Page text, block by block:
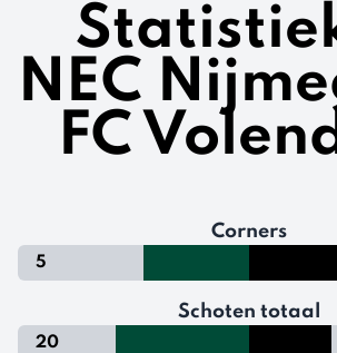
NEC
FC
Corners
5
Schoten totaal
20